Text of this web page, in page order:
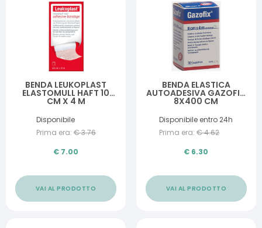
BENDA LEUKOPLAST
ELASTOMULL HAFT 10
CM X 4 M
Disponibile
Prima era: €3.76
€ 7.00
VAI AL PRODOTTO
BENDA ELASTICA
AUTOADESIVA GAZOFIX
8X400 CM
Disponibile entro 24h
Prima era: €4.62
€ 6.30
VAI AL PRODOTTO